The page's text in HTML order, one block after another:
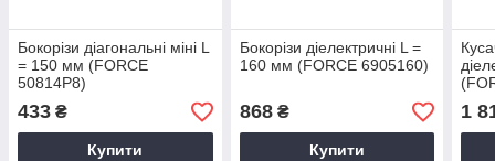
Бокорізи діагональні міні L
= 150 мм (FORCE
50814P8)
433 ₴
Купити
Бокорізи діелектричні L =
160 мм (FORCE 6905160)
868₴
Купити
1